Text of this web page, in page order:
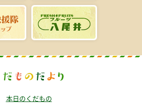
本日のくだもの